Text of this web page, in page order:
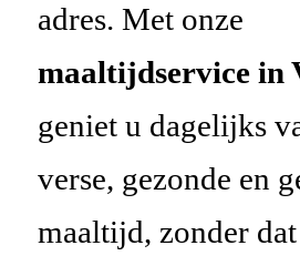
adres. Met onze
maaltijdservice in
geniet u dagelijks
verse, gezonde en
maaltijd, zonder